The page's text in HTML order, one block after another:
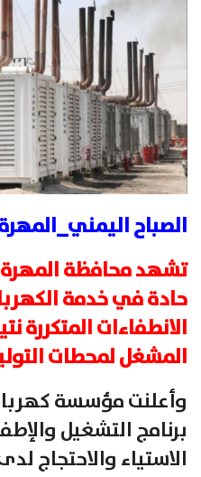
الصباح
تشهد محافظة
حادة في خدمة
الانطفاءات المتكررة
المشغل لمحطات
وأعلنت مؤسسة
برنامج التشغيل
الاستياء والاحتجاج